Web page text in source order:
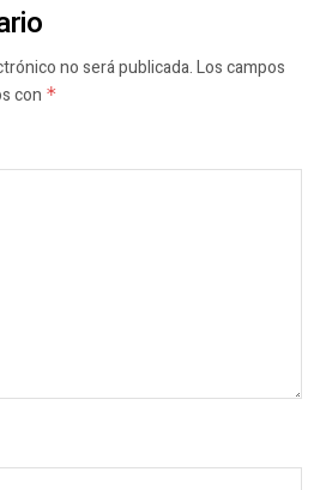
no será publicada.Los campos
con *